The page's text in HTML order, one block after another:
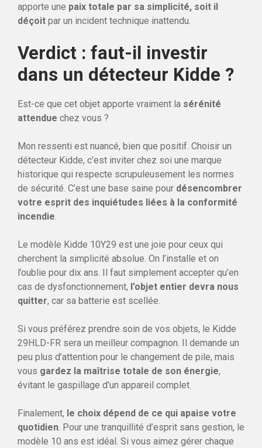
apporte une paix totale par sa simplicité, soit il
déçoit par un incident technique inattendu.
Verdict : faut-il investir
dans un détecteur Kidde ?
Est-ce que cet objet apporte vraiment la sérénité
attendue chez vous ?
Mon ressenti est nuancé, bien que positif. Choisir un
détecteur Kidde, c’est inviter chez soi une marque
historique qui respecte scrupuleusement les normes
de sécurité. C’est une base saine pour désencombrer
votre esprit des inquiétudes liées à la conformité
incendie.
Le modèle Kidde 10Y29 est une joie pour ceux qui
cherchent la simplicité absolue. On l’installe et on
l’oublie pour dix ans. Il faut simplement accepter qu’en
cas de dysfonctionnement, l’objet entier devra nous
quitter, car sa batterie est scellée.
Si vous préférez prendre soin de vos objets, le Kidde
29HLD-FR sera un meilleur compagnon. Il demande un
peu plus d’attention pour le changement de pile, mais
vous gardez la maîtrise totale de son énergie,
évitant le gaspillage d’un appareil complet.
Finalement, le choix dépend de ce qui apaise votre
quotidien. Pour une tranquillité d’esprit sans gestion, le
modèle 10 ans est idéal. Si vous aimez gérer chaque